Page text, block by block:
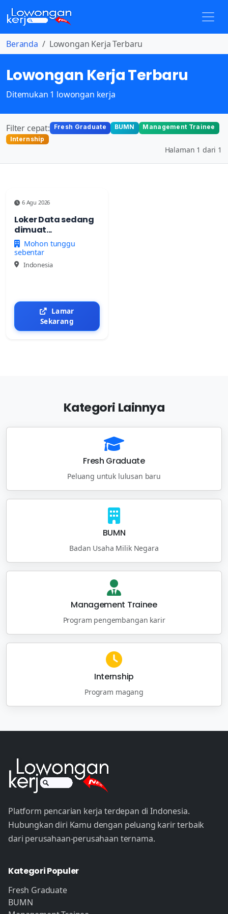
Beranda Lowongan Kerja Terbaru
Lowongan Kerja Terbaru
Ditemukan 1 lowongan kerja
Filter cepat: Fresh Graduate BUMN
Management Trainee
Internship
Halaman 1 dari 1
6 Agu 2026
Loker Data sedang
dimuat...
Mohon tunggu
sebentar
Indonesia
Lamar
Sekarang
Kategori Lainnya
Fresh Graduate
Peluang untuk lulusan baru
BUMN
Badan Usaha Milik Negara
Management Trainee
Program pengembangan karir
Internship
Program magang
Platform pencarian kerja terdepan di Indonesia.
Hubungkan diri Kamu dengan peluang karir terbaik
dari perusahaan-perusahaan ternama.
Kategori Populer
Fresh Graduate
BUMN